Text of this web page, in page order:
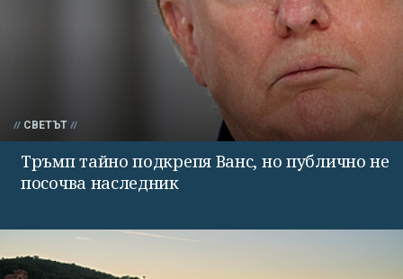
СВЕТЪТ
Тръмп тайно подкрепя Ванс, но публично не
посочва наследник